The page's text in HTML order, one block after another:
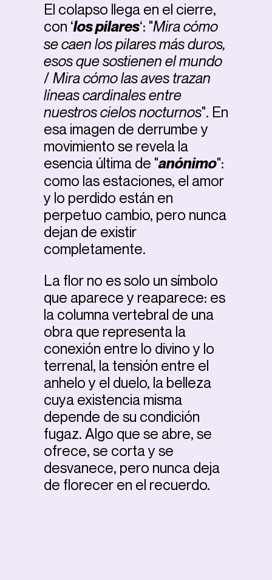
El colapso llega en el cierre,
con ‘los pilares‘: "Mira cómo
se caen los pilares más duros,
esos que sostienen el mundo
/ Mira cómo las aves trazan
líneas cardinales entre
nuestros cielos nocturnos". En
esa imagen de derrumbe y
movimiento se revela la
esencia última de "anónimo":
como las estaciones, el amor
y lo perdido están en
perpetuo cambio, pero nunca
dejan de existir
completamente.
La flor no es solo un símbolo
que aparece y reaparece: es
la columna vertebral de una
obra que representa la
conexión entre lo divino y lo
terrenal, la tensión entre el
anhelo y el duelo, la belleza
cuya existencia misma
depende de su condición
fugaz. Algo que se abre, se
ofrece, se corta y se
desvanece, pero nunca deja
de florecer en el recuerdo.